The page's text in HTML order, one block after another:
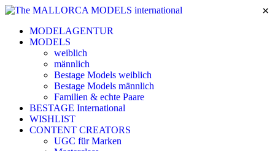
MODELAGENTUR
MODELS
weiblich
männlich
Bestage Models weiblich
Bestage Models männlich
Familien & echte Paare
BESTAGE International
WISHLIST
CONTENT CREATORS
UGC für Marken
×